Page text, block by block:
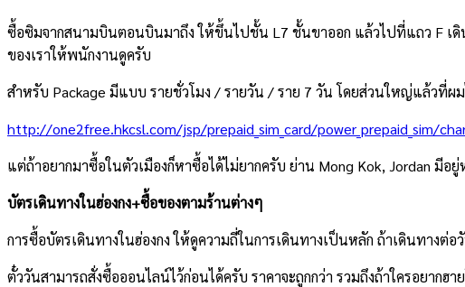
ซื้อซิมจากสนามบินตอนบินมาถึง ให้ขึ้นไปชั้น L7 ชั้นขาออก แล้วไปที่แถว F เดิ
ของเราให้พนักงานดูครับ
สำหรับ Package มีแบบ รายชั่วโมง / รายวัน / ราย 7 วัน โดยส่วนใหญ่แล้วที่ผ
http://one2free.hkcsl.com/jsp/prepaid_sim_card/power_prepaid_sim/
แต่ถ้าอยากมาซื้อในตัวเมืองก็หาซื้อได้ไม่ยากครับ ย่าน Mong Kok, Jordan มีอ
บัตรเดินทางในฮ่องกง+ซื้อของตามร้านต่างๆ
การซื้อบัตรเดินทางในฮ่องกง ให้ดูความถี่ในการเดินทางเป็นหลัก ถ้าเดินทางต่
ตั๋ววันสามารถสั่งซื้อออนไลน์ไว้ก่อนได้ครับ ราคาจะถูกกว่า รวมถึงถ้าใครอยาก